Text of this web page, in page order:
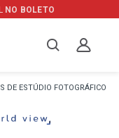
NO BOLETO
DE ESTÚDIO FOTOGRÁFICO